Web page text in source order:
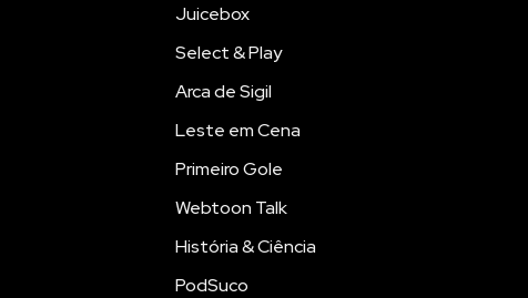
Juicebox
Select & Play
Arca de Sigil
Leste em Cena
Primeiro Gole
Webtoon Talk
História & Ciência
PodSuco